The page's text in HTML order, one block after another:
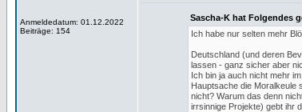
Anmeldedatum: 01.12.2022
Beiträge: 154
Sascha-K hat Folgendes
Ich habe nur selten mehr
Deutschland (und deren
lassen - ganz sicher aber
Ich bin ja auch nicht mehr
Hauptsache die Moralkeule
nicht? Warum das denn
irrsinnige Projekte) gebt ihr